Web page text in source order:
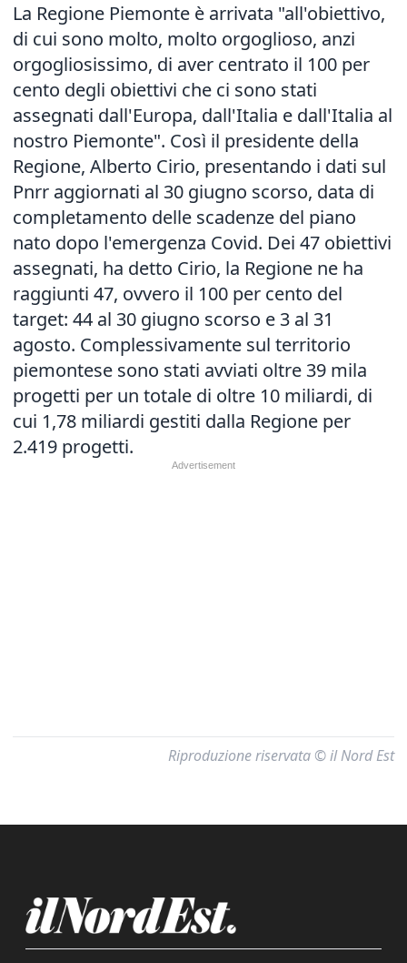
La Regione Piemonte è arrivata "all'obiettivo,
di cui sono molto, molto orgoglioso, anzi
orgogliosissimo, di aver centrato il 100 per
cento degli obiettivi che ci sono stati
assegnati dall'Europa, dall'Italia e dall'Italia al
nostro Piemonte". Così il presidente della
Regione, Alberto Cirio, presentando i dati sul
Pnrr aggiornati al 30 giugno scorso, data di
completamento delle scadenze del piano
nato dopo l'emergenza Covid. Dei 47 obiettivi
assegnati, ha detto Cirio, la Regione ne ha
raggiunti 47, ovvero il 100 per cento del
target: 44 al 30 giugno scorso e 3 al 31
agosto. Complessivamente sul territorio
piemontese sono stati avviati oltre 39 mila
progetti per un totale di oltre 10 miliardi, di
cui 1,78 miliardi gestiti dalla Regione per
2.419 progetti.
Riproduzione riservata © il Nord Est